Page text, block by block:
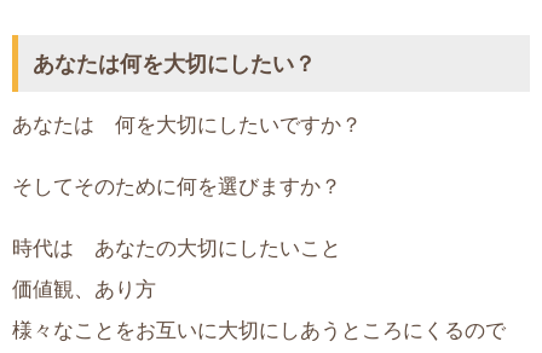
あなたは何を大切にしたい？
あなたは 何を大切にしたいですか？
そしてそのために何を選びますか？
時代は あなたの大切にしたいこと
価値観、あり方
様々なことをお互いに大切にしあうところにくるので